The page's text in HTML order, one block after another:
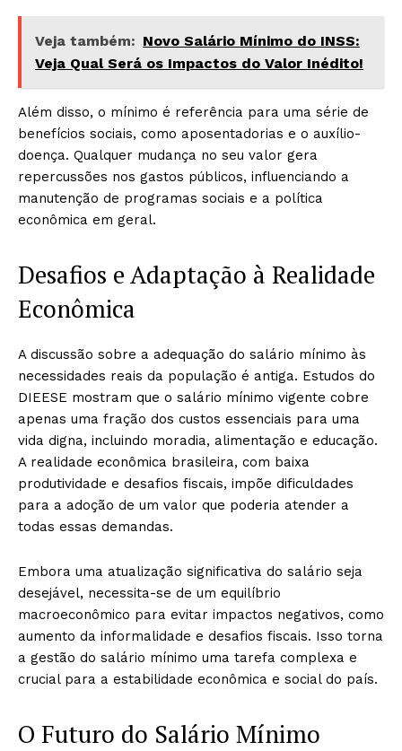
Veja também: Novo Salário Mínimo do INSS:
Veja Qual Será os Impactos do Valor Inédito!
Além disso, o mínimo é referência para uma série de
benefícios sociais, como aposentadorias e o auxílio-
doença. Qualquer mudança no seu valor gera
repercussões nos gastos públicos, influenciando a
manutenção de programas sociais e a política
econômica em geral.
Desafios e Adaptação à Realidade
Econômica
A discussão sobre a adequação do salário mínimo às
necessidades reais da população é antiga. Estudos do
DIEESE mostram que o salário mínimo vigente cobre
apenas uma fração dos custos essenciais para uma
vida digna, incluindo moradia, alimentação e educação.
A realidade econômica brasileira, com baixa
produtividade e desafios fiscais, impõe dificuldades
para a adoção de um valor que poderia atender a
todas essas demandas.
Embora uma atualização significativa do salário seja
desejável, necessita-se de um equilíbrio
macroeconômico para evitar impactos negativos, como
aumento da informalidade e desafios fiscais. Isso torna
a gestão do salário mínimo uma tarefa complexa e
crucial para a estabilidade econômica e social do país.
O Futuro do Salário Mínimo